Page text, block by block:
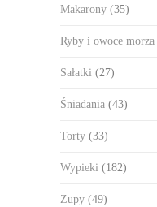
Makarony (35)
Ryby i owoce morza
Sałatki (27)
Śniadania (43)
Torty (33)
Wypieki (182)
Zupy (49)